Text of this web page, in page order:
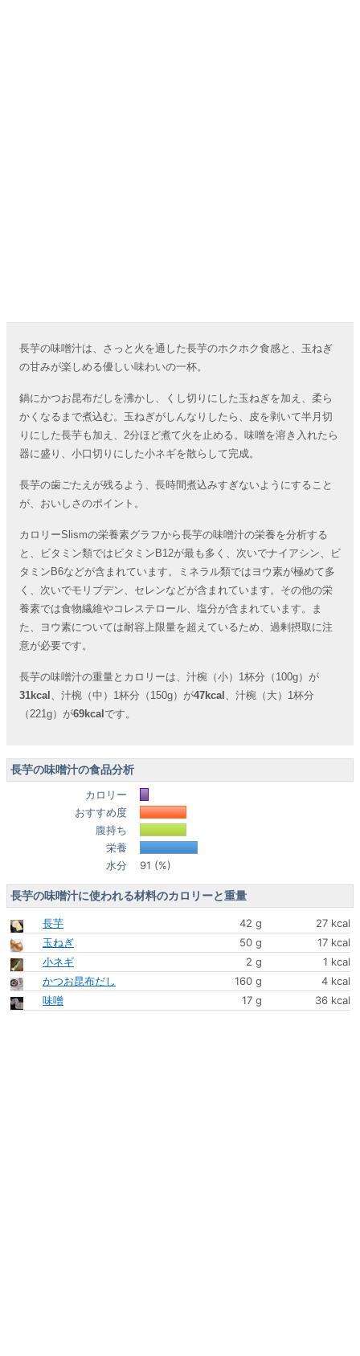
長芋の味噌汁は、さっと火を通した長芋のホクホク食感と、玉ねぎ
の甘みが楽しめる優しい味わいの一杯。
鍋にかつお昆布だしを沸かし、くし切りにした玉ねぎを加え、柔ら
かくなるまで煮込む。玉ねぎがしんなりしたら、皮を剥いて半月切
りにした長芋も加え、2分ほど煮て火を止める。味噌を溶き入れたら
器に盛り、小口切りにした小ネギを散らして完成。
長芋の歯ごたえが残るよう、長時間煮込みすぎないようにすること
が、おいしさのポイント。
カロリーSlismの栄養素グラフから長芋の味噌汁の栄養を分析する
と、ビタミン類ではビタミンB12が最も多く、次いでナイアシン、ビ
タミンB6などが含まれています。ミネラル類ではヨウ素が極めて多
く、次いでモリブデン、セレンなどが含まれています。その他の栄
養素では食物繊維やコレステロール、塩分が含まれています。ま
た、ヨウ素については耐容上限量を超えているため、過剰摂取に注
意が必要です。
長芋の味噌汁の重量とカロリーは、汁椀（小）1杯分（100g）が
31kcal 、汁椀（中）1杯分（150g）が47kcal 、汁椀（大）1杯分
（221g）が69kcal です。
長芋の味噌汁の食品分析
カロリー
おすすめ度
腹持ち
栄養
水分
91 (%)
長芋の味噌汁に使われる材料のカロリーと重量
長芋 42 g
27 kcal
玉ねぎ
50 g
17 kcal
小ネギ
2 g
1 kcal
かつお昆布だし
160 g
4 kcal
味噌
17 g 36 kcal